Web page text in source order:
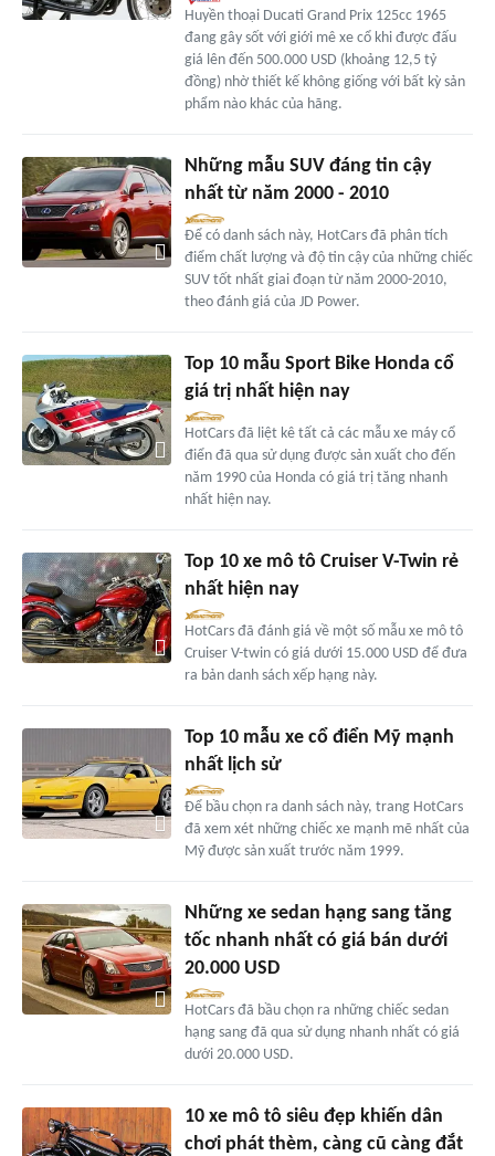
Huyền thoại Ducati Grand Prix 125cc 1965
đang gây sốt với giới mê xe cổ khi được đấu
giá lên đến 500.000 USD (khoảng 12,5 tỷ
đồng) nhờ thiết kế không giống với bất kỳ sản
phẩm nào khác của hãng.
Những mẫu SUV đáng tin cậy
nhất từ năm 2000 - 2010
Để có danh sách này, HotCars đã phân tích
điểm chất lượng và độ tin cậy của những chiếc
SUV tốt nhất giai đoạn từ năm 2000-2010,
theo đánh giá của JD Power.
Top 10 mẫu Sport Bike Honda cổ
giá trị nhất hiện nay
HotCars đã liệt kê tất cả các mẫu xe máy cổ
điển đã qua sử dụng được sản xuất cho đến
năm 1990 của Honda có giá trị tăng nhanh
nhất hiện nay.
Top 10 xe mô tô Cruiser V-Twin rẻ
nhất hiện nay
HotCars đã đánh giá về một số mẫu xe mô tô
Cruiser V-twin có giá dưới 15.000 USD để đưa
ra bản danh sách xếp hạng này.
Top 10 mẫu xe cổ điển Mỹ mạnh
nhất lịch sử
Để bầu chọn ra danh sách này, trang HotCars
đã xem xét những chiếc xe mạnh mẽ nhất của
Mỹ được sản xuất trước năm 1999.
Những xe sedan hạng sang tăng
tốc nhanh nhất có giá bán dưới
20.000 USD
HotCars đã bầu chọn ra những chiếc sedan
hạng sang đã qua sử dụng nhanh nhất có giá
dưới 20.000 USD.
10 xe mô tô siêu đẹp khiến dân
chơi phát thèm, càng cũ càng đắt